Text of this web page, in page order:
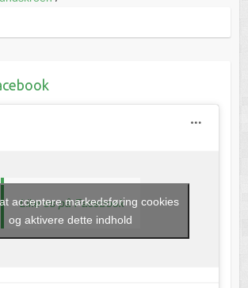
Like os på Facebook
acceptere markedsføring cookies
og aktivere dette indhold